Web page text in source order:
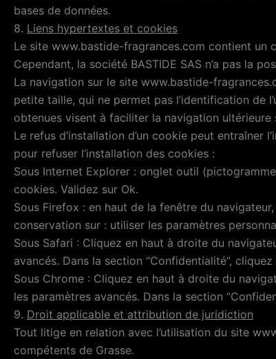
bases de données.
8. Liens hypertextes et cookies
Le site www.bastide-fragrances.com contient un
Cependant, la société BASTIDE SAS n’a pas la
La navigation sur le site www.bastide-
petite taille, qui ne permet pas l’identification de
obtenues visent à faciliter la navigation
Le refus d’installation d’un cookie peut entraîner
pour refuser l’installation des cookies :
Sous Internet Explorer : onglet outil
cookies. Validez sur Ok.
Sous Firefox : en haut de la fenêtre du
conservation sur : utiliser les paramètres
Sous Safari : Cliquez en haut à droite du
avancés. Dans la section “Confidentialité”,
Sous Chrome : Cliquez en haut à droite du
les paramètres avancés. Dans la section
9. Droit applicable et attribution de juridiction
Tout litige en relation avec l’utilisation du site
compétents de Grasse.